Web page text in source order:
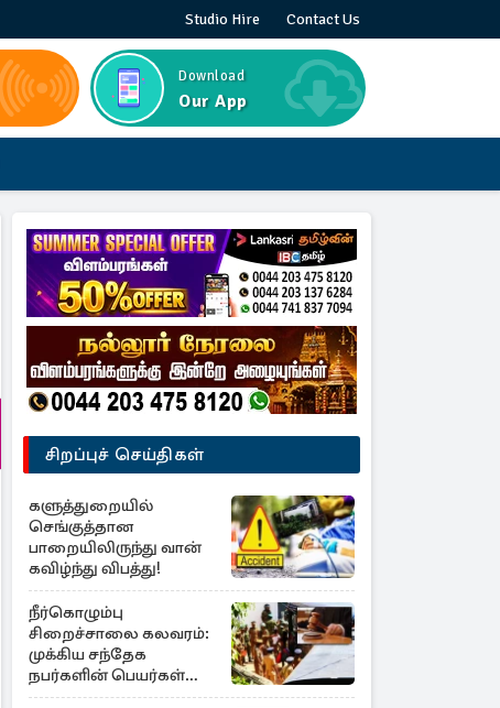
Studio Hire Contact Us
Download
Our App
சிறப்புச் செய்திகள்
களுத்துறையில்
செங்குத்தான
பாறையிலிருந்து வான்
கவிழ்ந்து விபத்து!
நீர்கொழும்பு
சிறைச்சாலை கலவரம்:
முக்கிய சந்தேக
நபர்களின் பெயர்கள்
நீதிமன்றில் சமர்ப்பிப்பு!